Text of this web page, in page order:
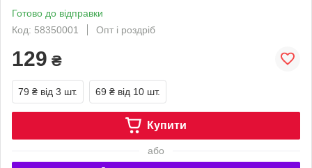
Готово до відправки
Код: 58350001
Опт і роздріб
129 ₴
79 ₴ від 3 шт. 69 ₴ від 10 шт.
Купити
або